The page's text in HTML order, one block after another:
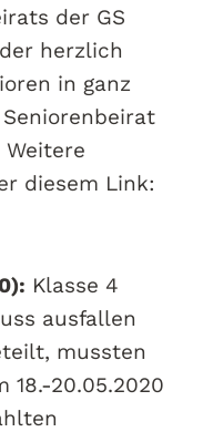
der GS
herzlich
in ganz
diesem Link:
Klasse 4
ausfallen
mussten
18.-20.05.2020